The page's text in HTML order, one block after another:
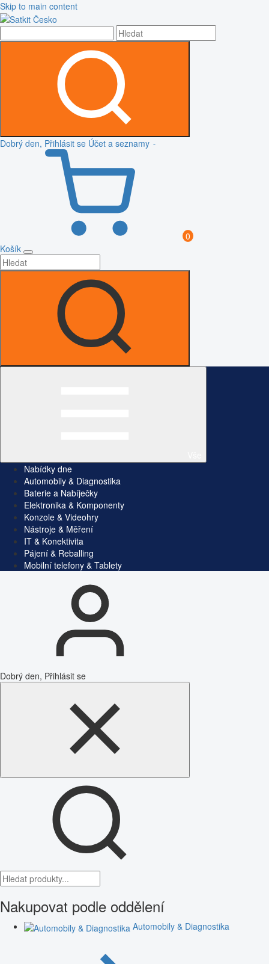
Skip to main content
Dobrý den, Přihlásit se Účet a seznamy
0
Košík
Nabídky dne
Automobily & Diagnostika
Baterie a Nabíječky
Elektronika & Komponenty
Konzole & Videohry
Nástroje & Měření
IT & Konektivita
Pájení & Reballing
Mobilní telefony & Tablety
Dobrý den, Přihlásit se
Nakupovat podle oddělení
Automobily & Diagnostika